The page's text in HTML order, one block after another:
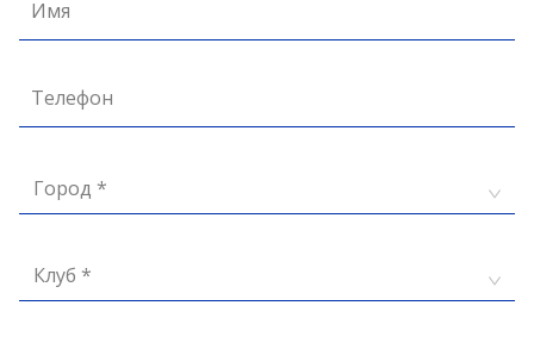
Имя
Телефон
Город *
Клуб *